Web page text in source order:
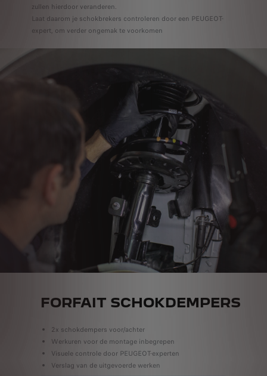
zullen hierdoor veranderen.
Laat daarom je schokbrekers controleren door een PEUGEOT-
expert, om verder ongemak te voorkomen
FORFAIT SCHOKDEMPERS
2x schokdempers voor/achter
Werkuren voor de montage inbegrepen
Visuele controle door PEUGEOT-experten
Verslag van de uitgevoerde werken